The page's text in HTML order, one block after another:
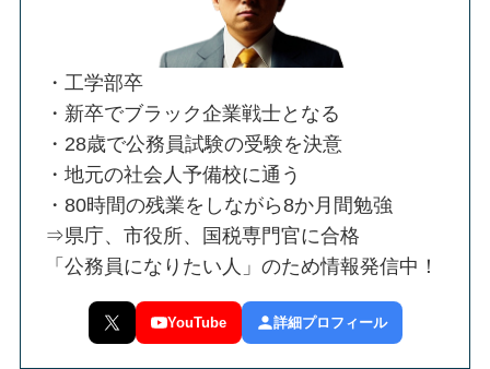
・工学部卒
・新卒でブラック企業戦士となる
・28歳で公務員試験の受験を決意
・地元の社会人予備校に通う
・80時間の残業をしながら8か月間勉強
⇒県庁、市役所、国税専門官に合格
「公務員になりたい人」のため情報発信中！
YouTube 詳細プロフィール